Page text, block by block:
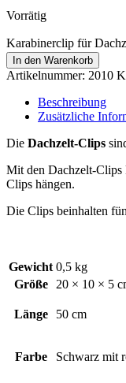
Vorrätig
Karabinerclip für
In den Warenkorb
Artikelnummer: 2010
Beschreibung
Zusätzliche
Die Dachzelt-Clips
Mit den Dachzelt-Clips
Clips hängen.
Die Clips beinhalten
Gewicht 0,5 kg
Größe
20 × 10 × 5
Länge 50 cm
Farbe Schwarz mit